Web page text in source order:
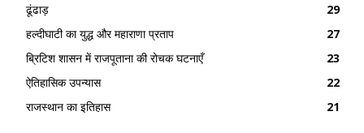
ढूंढाड़
29
हल्दीघाटी का युद्ध और महाराणा प्रताप
27
ब्रिटिश शासन में राजपूताना की रोचक घटनाएँ
23
ऐतिहासिक उपन्यास
22
राजस्थान का इतिहास
21